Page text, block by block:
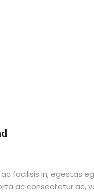
facilisis in, egestas
ac consectetur ac,